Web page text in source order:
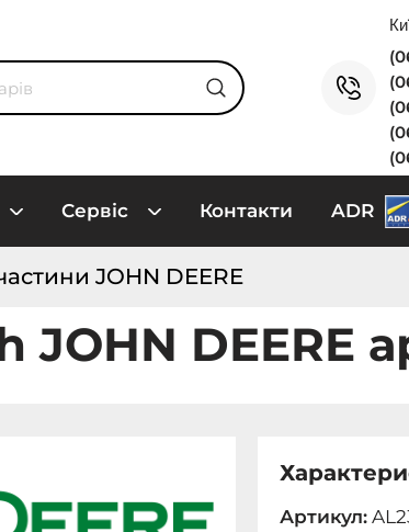
Сервіс Контакти ADR
JOHN DEERE
DEERE
Артикул: